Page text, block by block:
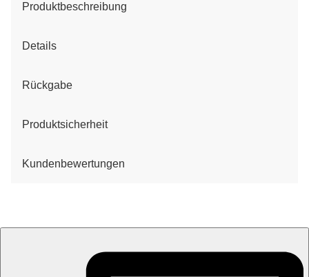
Produktbeschreibung
Details
Rückgabe
Produktsicherheit
Kundenbewertungen